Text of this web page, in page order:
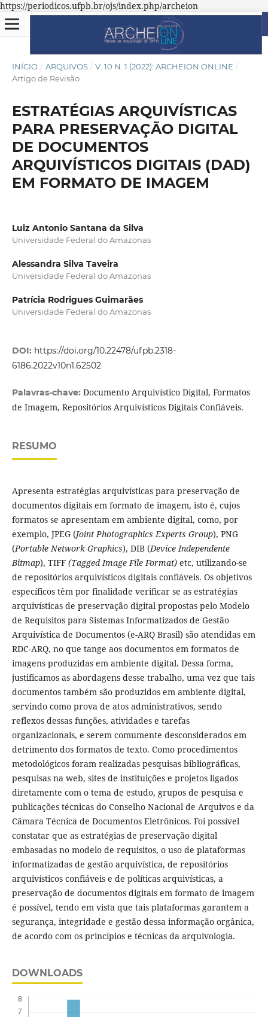
https://periodicos.ufpb.br/ojs/index.php/archeion
INÍCIO / ARQUIVOS / V. 10 N. 1 (2022): ARCHEION ONLINE /
Artigo de Revisão
ESTRATÉGIAS ARQUIVÍSTICAS
PARA PRESERVAÇÃO DIGITAL
DE DOCUMENTOS
ARQUIVÍSTICOS DIGITAIS (DAD)
EM FORMATO DE IMAGEM
Luiz Antonio Santana da Silva
Universidade Federal do Amazonas
Alessandra Silva Taveira
Universidade Federal do Amazonas
Patrícia Rodrigues Guimarães
Universidade Federal do Amazonas
DOI: https://doi.org/10.22478/ufpb.2318-
6186.2022v10n1.62502
Palavras-chave: Documento Arquivístico Digital, Formatos
de Imagem, Repositórios Arquivísticos Digitais Confiáveis.
RESUMO
Apresenta estratégias arquivísticas para preservação de
documentos digitais em formato de imagem, isto é, cujos
formatos se apresentam em ambiente digital, como, por
exemplo, JPEG (Joint Photographics Experts Group), PNG
(Portable Network Graphics), DIB (Device Independente
Bitmap), TIFF (Tagged Image File Format)etc, utilizando-se
de repositórios arquivísticos digitais confiáveis. Os objetivos
específicos têm por finalidade verificar se as estratégias
arquivísticas de preservação digital propostas pelo Modelo
de Requisitos para Sistemas Informatizados de Gestão
Arquivística de Documentos (e-ARQ Brasil) são atendidas em
RDC-ARQ, no que tange aos documentos em formatos de
imagens produzidas em ambiente digital. Dessa forma,
justificamos as abordagens desse trabalho, uma vez que tais
documentos também são produzidos em ambiente digital,
servindo como prova de atos administrativos, sendo
reflexos dessas funções, atividades e tarefas
organizacionais, e serem comumente desconsiderados em
detrimento dos formatos de texto. Como procedimentos
metodológicos foram realizadas pesquisas bibliográficas,
pesquisas na web, sites de instituições e projetos ligados
diretamente com o tema de estudo, grupos de pesquisa e
publicações técnicas do Conselho Nacional de Arquivos e da
Câmara Técnica de Documentos Eletrônicos. Foi possível
constatar que as estratégias de preservação digital
embasadas no modelo de requisitos, o uso de plataformas
informatizadas de gestão arquivística, de repositórios
arquivísticos confiáveis e de políticas arquivísticas, a
preservação de documentos digitais em formato de imagem
é possível, tendo em vista que tais plataformas garantem a
segurança, integridade e gestão dessa informação orgânica,
de acordo com os princípios e técnicas da arquivologia.
DOWNLOADS